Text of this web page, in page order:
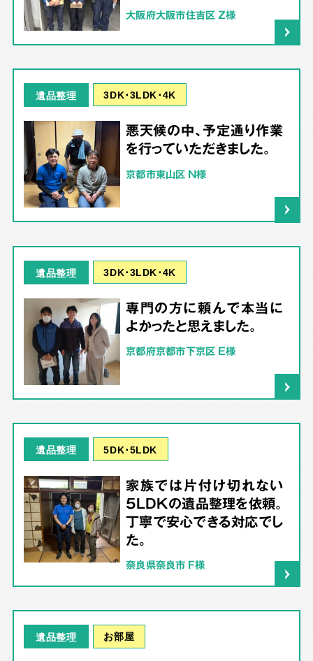
大阪府大阪市住吉区 Z様
遺品整理 3DK･3LDK･4K
悪天候の中、予定通り作業
を行っていただきました。
京都市東山区 N様
遺品整理 3DK･3LDK･4K
専門の方に頼んで本当に
よかったと思えました。
京都府京都市下京区 E様
遺品整理 5DK･5LDK
家族では片付け切れない
5LDKの遺品整理を依頼。
丁寧で安心できる対応でし
た。
奈良県奈良市 F様
遺品整理 お部屋